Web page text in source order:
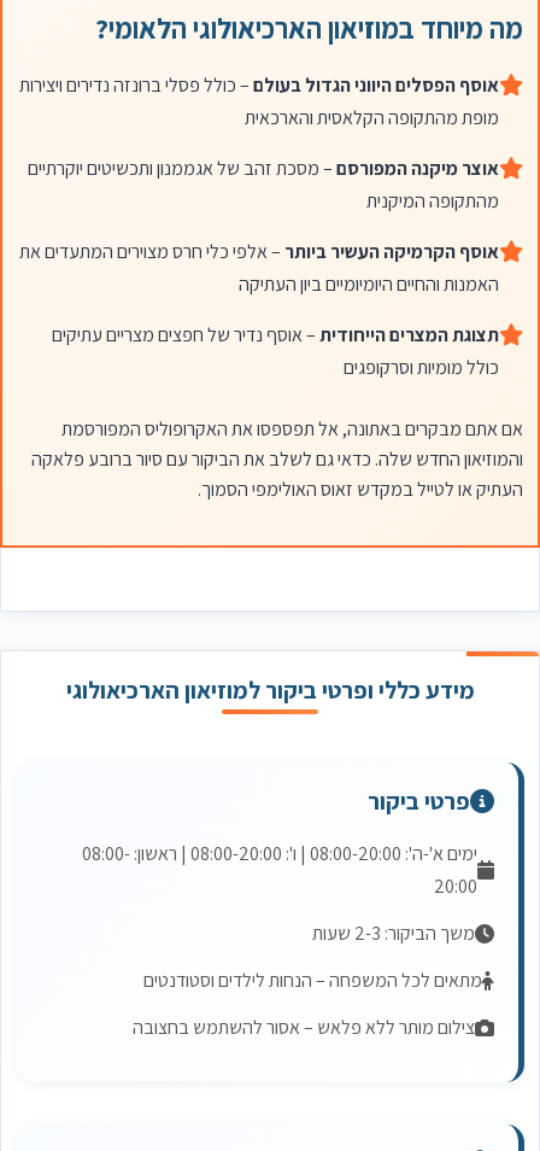
מה מיוחד במוזיאון הארכיאולוגי הלאומי?
אוסף הפסלים היווני הגדול בעולם– כולל פסלי ברונזה נדירים ויצירות
מופת מהתקופה הקלאסית והארכאית
אוצר מיקנה המפורסם– מסכת זהב של אגממנון ותכשיטים יוקרתיים
מהתקופה המיקנית
אוסף הקרמיקה העשיר ביותר – אלפי כלי חרס מצוירים המתעדים את
האמנות והחיים היומיומיים ביון העתיקה
תצוגת המצרים הייחודית– אוסף נדיר של חפצים מצריים עתיקים
כולל מומיות וסרקופגים
אם אתם מבקרים באתונה, אל תפספסו את האקרופוליס המפורסמת
והמוזיאון החדש שלה. כדאי גם לשלב את הביקור עם סיור ברובע פלאקה
העתיק או לטייל במקדש זאוס האולימפי הסמוך.
מידע כללי ופרטי ביקור למוזיאון הארכיאולוגי
פרטי ביקור
ימים א'-ה': 08:00-20:00 | ו': 08:00-20:00 | ראשון: 08:00-
20:00
משך הביקור: 2-3 שעות
מתאים לכל המשפחה – הנחות לילדים וסטודנטים
צילום מותר ללא פלאש – אסור להשתמש בחצובה